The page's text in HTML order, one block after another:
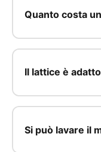
Quanto costa
Il lattice è
Si può lavare il